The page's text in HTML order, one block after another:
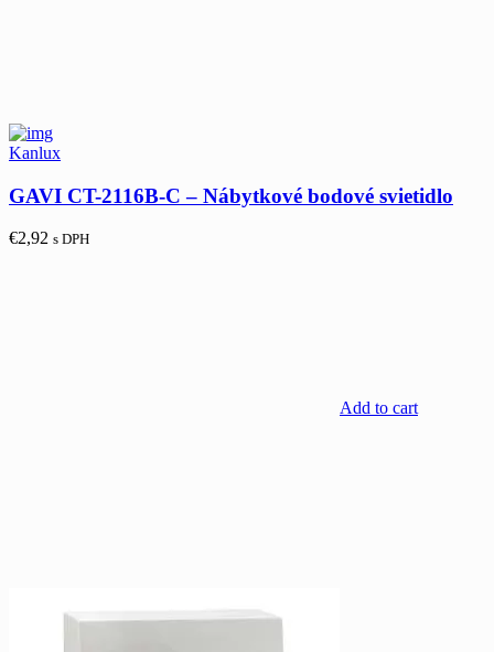
Kanlux
GAVI CT-2116B-C – Nábytkové bodové svietidlo
€2,92 s DPH
Add to cart